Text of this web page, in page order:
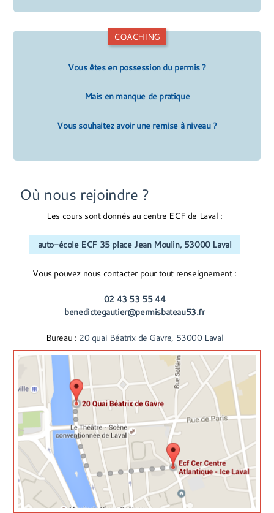
COACHING
Vous êtes en possession du permis ?
Mais en manque de pratique
Vous souhaitez avoir une remise à niveau ?
Où nous rejoindre ?
Les cours sont donnés au centre ECF de Laval :
auto-école ECF 35 place Jean Moulin, 53000 Laval
Vous pouvez nous contacter pour tout renseignement :
02 43 53 55 44
benedictegautier@permisbateau53.fr
Bureau : 20 quai Béatrix de Gavre, 53000 Laval